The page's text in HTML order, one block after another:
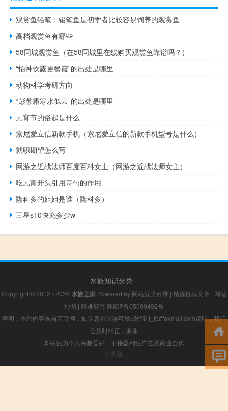
观赏鱼铅笔：铅笔鱼是初学者比较容易饲养的观赏鱼
高档观赏鱼有哪些
58同城观赏鱼（在58同城里在线购买观赏鱼靠谱吗？）
“怡神饮露更餐霞”的出处是哪里
动物科学考研方向
“彭蠡霜寒水似云”的出处是哪里
元宵节的俗起是什么
索尼爱立信新款手机（索尼爱立信的新款手机型号是什么）
就职期望怎么写
网游之近战法师百度百科女主（网游之近战法师女主）
吃元宵开头引用诗句的作用
隆科多的姐姐是谁（隆科多）
三星s10快充多少w
水族知识分类
Copyright © 2012 - 2026 水族之家 Powered by 网站分类目录 | 精选推荐文章 | 网站
地图 | 疑难解答 陕ICP备05009492号
声明：本站内容来自互联网，如信息有错误可发邮件到f_fb#foxmail.com说明，我们
会及时纠正，谢谢
本站仅为个人兴趣爱好，不接盈利性广告及商业合作
小男孩